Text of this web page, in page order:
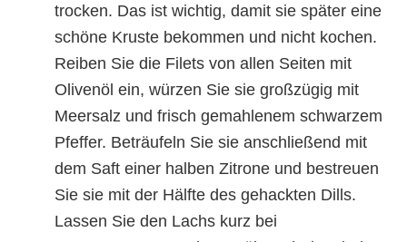
trocken. Das ist wichtig, damit sie später eine
schöne Kruste bekommen und nicht kochen.
Reiben Sie die Filets von allen Seiten mit
Olivenöl ein, würzen Sie sie großzügig mit
Meersalz und frisch gemahlenem schwarzem
Pfeffer. Beträufeln Sie sie anschließend mit
dem Saft einer halben Zitrone und bestreuen
Sie sie mit der Hälfte des gehackten Dills.
Lassen Sie den Lachs kurz bei